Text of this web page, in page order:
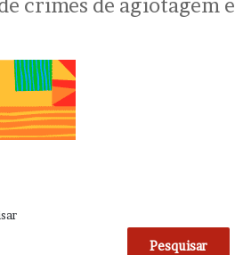
crimes de agiotagem e
Pesquisar